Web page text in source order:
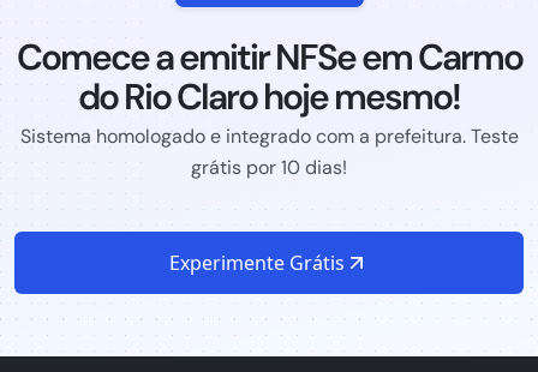
Comece a emitir NFSe em Carmo
do Rio Claro hoje mesmo!
Sistema homologado e integrado com a prefeitura. Teste
grátis por 10 dias!
Experimente Grátis